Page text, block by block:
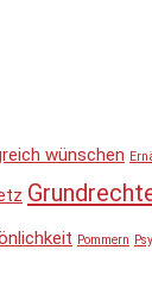
wünschen
Pommern